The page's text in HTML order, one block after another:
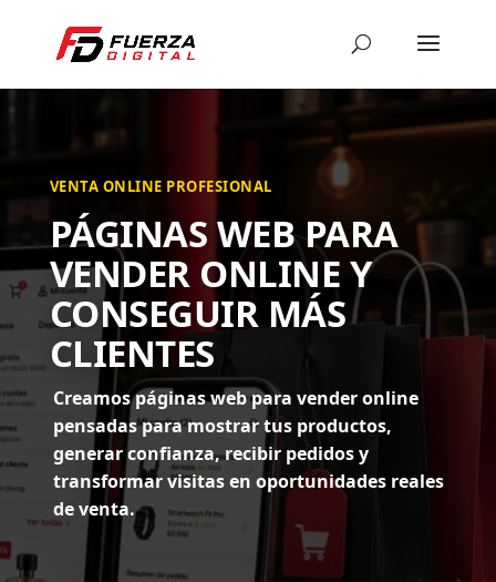
VENTA ONLINE PROFESIONAL
PÁGINAS WEB PARA
VENDER ONLINE Y
CONSEGUIR MÁS
CLIENTES
Creamos páginas web para vender online
pensadas para mostrar tus productos,
generar confianza, recibir pedidos y
transformar visitas en oportunidades reales
de venta.